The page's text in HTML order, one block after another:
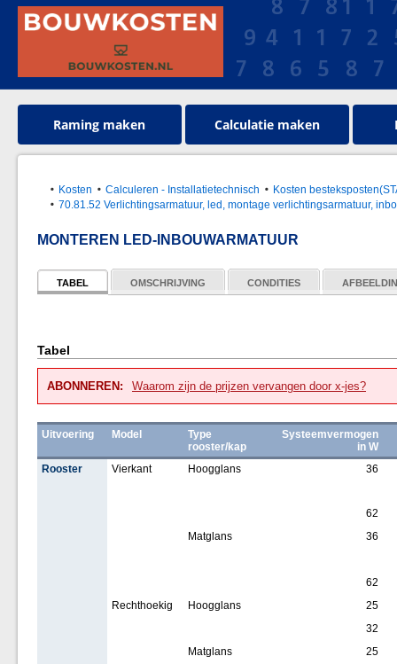
Raming maken Calculatie maken
Kosten Calculeren - Installatietechnisch
Kosten
70.81.52 Verlichtingsarmatuur, led, montage verlichtingsarmatuur,
MONTEREN LED-INBOUWARMATUUR
TABEL OMSCHRIJVING CONDITIES
Tabel
ABONNEREN: Waarom zijn de prijzen vervangen door x-jes?
Uitvoering Model
Type
rooster/kap
Systeemvermogen
in W
Rooster
Vierkant Hoogglans 36
62
Matglans
36
62
Rechthoekig
Hoogglans
25
32
Matglans
25